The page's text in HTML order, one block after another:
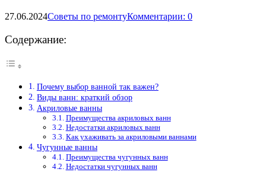
27.06.2024Советы по ремонтуКомментарии: 0
Содержание:
Почему выбор ванной так важен?
Виды ванн: краткий обзор
Акриловые ванны
Преимущества акриловых ванн
Недостатки акриловых ванн
Как ухаживать за акриловыми ваннами
Чугунные ванны
Преимущества чугунных ванн
Недостатки чугунных ванн